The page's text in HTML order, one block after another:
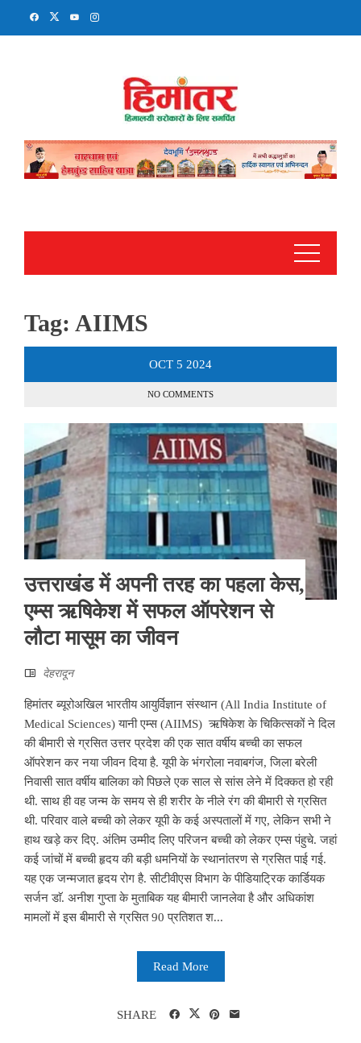
Tag: AIIMS
OCT 5 2024
NO COMMENTS
उत्तराखंड में अपनी तरह का पहला केस,
एम्स ऋषिकेश में सफल ऑपरेशन से
लौटा मासूम का जीवन
देहरादून
हिमांतर ब्यूरोअखिल भारतीय आयुर्विज्ञान संस्थान (All India Institute of
Medical Sciences) यानी एम्स (AIIMS) ऋषिकेश के चिकित्सकों ने दिल
की बीमारी से ग्रसित उत्तर प्रदेश की एक सात वर्षीय बच्ची का सफल
ऑपरेशन कर नया जीवन दिया है. यूपी के भंगरोला नवाबगंज, जिला बरेली
निवासी सात वर्षीय बालिका को पिछले एक साल से सांस लेने में दिक्कत हो रही
थी. साथ ही वह जन्म के समय से ही शरीर के नीले रंग की बीमारी से ग्रसित
थी. परिवार वाले बच्ची को लेकर यूपी के कई अस्पतालों में गए, लेकिन सभी ने
हाथ खड़े कर दिए. अंतिम उम्मीद लिए परिजन बच्ची को लेकर एम्स पंहुचे. जहां
कई जांचों में बच्ची हृदय की बड़ी धमनियों के स्थानांतरण से ग्रसित पाई गई.
यह एक जन्मजात हृदय रोग है. सीटीवीएस विभाग के पीडियाट्रिक कार्डियक
सर्जन डाॅ. अनीश गुप्ता के मुताबिक यह बीमारी जानलेवा है और अधिकांश
मामलों में इस बीमारी से ग्रसित 90 प्रतिशत श...
Read More
SHARE